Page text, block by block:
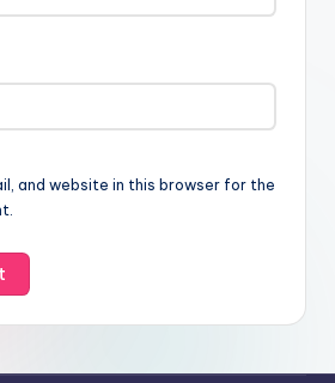
and website in this browser for the